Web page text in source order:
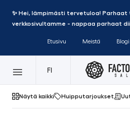
✨ Hei, lämpimästi tervetuloa! Parhaat
verkkosivultamme - nappaa parhaat
Etusivu Meistä Blogi
FI
Näytä kaikki Huipputarjoukset